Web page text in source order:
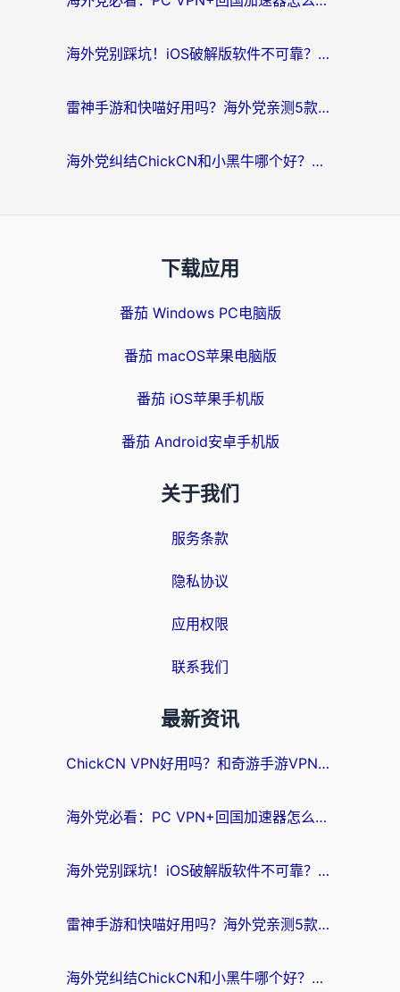
海外党别踩坑！iOS破解版软件不可靠？教你选对回国加速器无缝看国内资源
雷神手游和快喵好用吗？海外党亲测5款回国加速器，附斧牛Bling对比+微信视频号解决办法
海外党纠结ChickCN和小黑牛哪个好？一篇帮你选对回国加速器的实用指南
下载应用
番茄 Windows PC电脑版
番茄 macOS苹果电脑版
番茄 iOS苹果手机版
番茄 Android安卓手机版
关于我们
服务条款
隐私协议
应用权限
联系我们
最新资讯
ChickCN VPN好用吗？和奇游手游VPN对比哪个回国效果更好？海外党亲测实用指南
海外党必看：PC VPN+回国加速器怎么选？无缝访问国内资源全攻略
海外党别踩坑！iOS破解版软件不可靠？教你选对回国加速器无缝看国内资源
雷神手游和快喵好用吗？海外党亲测5款回国加速器，附斧牛Bling对比+微信视频号解决办法
海外党纠结ChickCN和小黑牛哪个好？一篇帮你选对回国加速器的实用指南